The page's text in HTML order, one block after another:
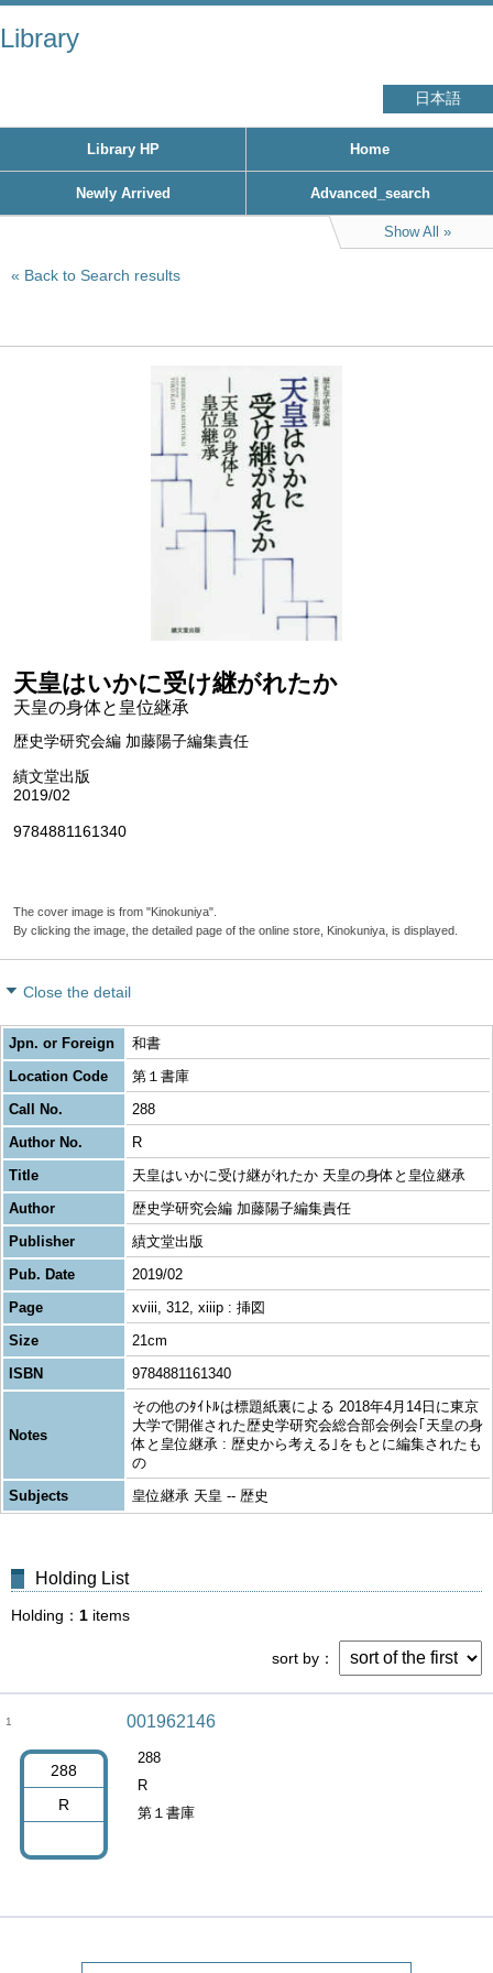
Library
日本語
Library HP Home
Newly Arrived Advanced_search
Show All
Back to Search results
天皇はいかに受け継がれたか
天皇の身体と皇位継承
歴史学研究会編 加藤陽子編集責任
績文堂出版
2019/02
9784881161340
The cover image is from "Kinokuniya".
By clicking the image, the detailed page of the online store, Kinokuniya, is displayed.
Close the detail
Jpn. or Foreign
和書
Location Code
第１書庫
Call No.
288
Author No.
R
Title
天皇はいかに受け継がれたか 天皇の身体と皇位継承
Author
歴史学研究会編 加藤陽子編集責任
Publisher
績文堂出版
Pub. Date
2019/02
Page
xviii, 312, xiiip : 挿図
Size
21cm
ISBN
9784881161340
Notes
その他のﾀｲﾄﾙは標題紙裏による 2018年4月14日に東京
大学で開催された歴史学研究会総合部会例会｢天皇の身
体と皇位継承 : 歴史から考える｣をもとに編集されたも
の
Subjects
皇位継承 天皇 -- 歴史
Holding List
Holding 1 items
sort by
1
288
R
001962146
288
R
第１書庫